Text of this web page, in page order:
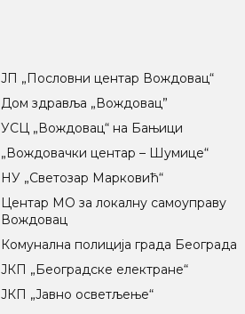
ЈП „Пословни центар Вождовац“
Дом здравља „Вождовац”
УСЦ „Вождовац“ на Бањици
„Вождовачки центар – Шумице“
НУ „Светозар Марковић“
Центар МO за локалну самоуправу
Вождовац
Комунална полиција града Београда
ЈКП „Београдске електране“
ЈКП „Јавно осветљење“